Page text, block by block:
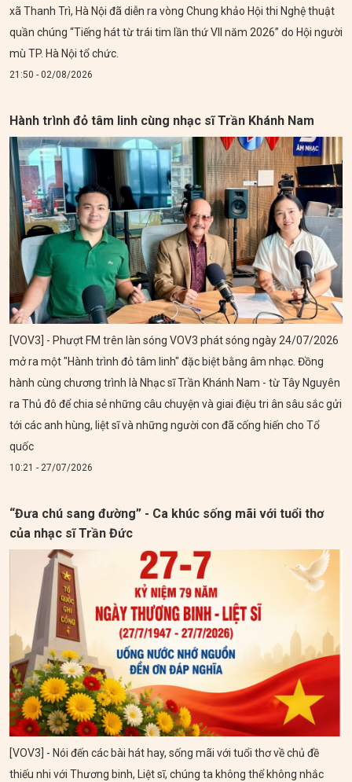
xã Thanh Trì, Hà Nội đã diễn ra vòng Chung khảo Hội thi Nghệ thuật
quần chúng “Tiếng hát từ trái tim lần thứ VII năm 2026” do Hội người
mù TP. Hà Nội tổ chức.
21:50 - 02/08/2026
Hành trình đỏ tâm linh cùng nhạc sĩ Trần Khánh Nam
[VOV3] - Phượt FM trên làn sóng VOV3 phát sóng ngày 24/07/2026
mở ra một "Hành trình đỏ tâm linh" đặc biệt bằng âm nhạc. Đồng
hành cùng chương trình là Nhạc sĩ Trần Khánh Nam - từ Tây Nguyên
ra Thủ đô để chia sẻ những câu chuyện và giai điệu tri ân sâu sắc gửi
tới các anh hùng, liệt sĩ và những người con đã cống hiến cho Tổ
quốc
10:21 - 27/07/2026
“Đưa chú sang đường” - Ca khúc sống mãi với tuổi thơ
của nhạc sĩ Trần Đức
[VOV3] - Nói đến các bài hát hay, sống mãi với tuổi thơ về chủ đề
thiếu nhi với Thương binh, Liệt sĩ, chúng ta không thể không nhắc